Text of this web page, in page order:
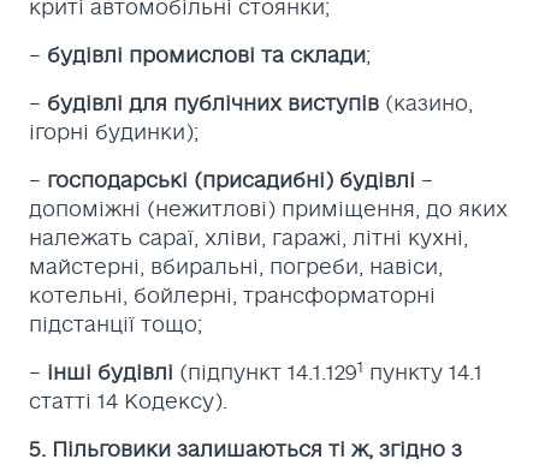
криті автомобільні стоянки;
– будівлі промислові та склади;
– будівлі для публічних виступів (казино,
ігорні будинки);
– господарські (присадибні) будівлі –
допоміжні (нежитлові) приміщення, до яких
належать сараї, хліви, гаражі, літні кухні,
майстерні, вбиральні, погреби, навіси,
котельні, бойлерні, трансформаторні
підстанції тощо;
– інші будівлі (підпункт 14.1.1291 пункту 14.1
статті 14 Кодексу).
5. Пільговики залишаються ті ж, згідно з